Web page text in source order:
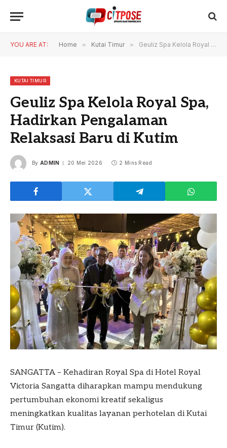
YOU ARE AT: Home » Kutai Timur » Geuliz Spa Kelola Royal Spa, Hadirkan Pengalaman Relaksasi Baru di Kutim
KUTAI TIMUR
Geuliz Spa Kelola Royal Spa,
Hadirkan Pengalaman
Relaksasi Baru di Kutim
By ADMIN 20 Mei 2026 2 Mins Read
SANGATTA – Kehadiran Royal Spa di Hotel Royal
Victoria Sangatta diharapkan mampu mendukung
pertumbuhan ekonomi kreatif sekaligus
meningkatkan kualitas layanan perhotelan di Kutai
Timur (Kutim).